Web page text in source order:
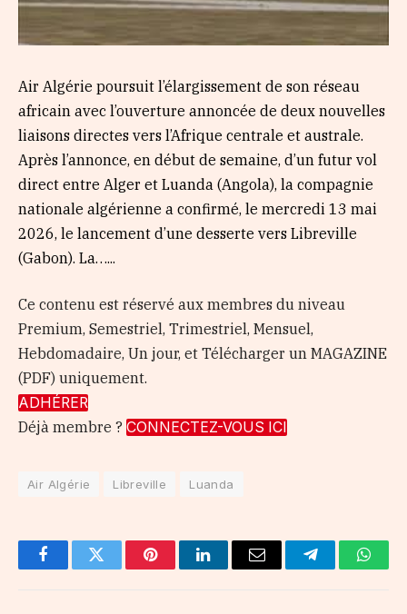
Air Algérie poursuit l’élargissement de son réseau
africain avec l’ouverture annoncée de deux nouvelles
liaisons directes vers l’Afrique centrale et australe.
Après l’annonce, en début de semaine, d’un futur vol
direct entre Alger et Luanda (Angola), la compagnie
nationale algérienne a confirmé, le mercredi 13 mai
2026, le lancement d’une desserte vers Libreville
(Gabon). La…...
Ce contenu est réservé aux membres du niveau
Premium, Semestriel, Trimestriel, Mensuel,
Hebdomadaire, Un jour, et Télécharger un MAGAZINE
(PDF) uniquement.
ADHÉRER
Déjà membre ? CONNECTEZ-VOUS ICI
Air Algérie Libreville Luanda
FacebookTwitter PinterestLinkedInEmail Telegram